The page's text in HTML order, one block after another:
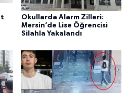
Okullarda Alarm Zilleri:
Mersin’de Lise Öğrencisi
Silahla Yakalandı